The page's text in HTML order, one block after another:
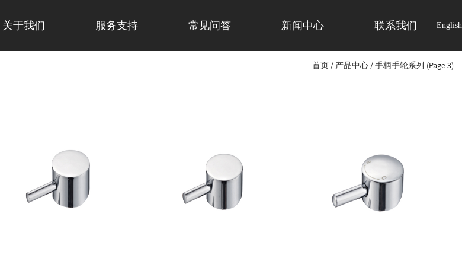
关于我们 服务支持 常见问答 新闻中心 联系我们 English
首页 / 产品中心 /手柄手轮系列 (Page 3)